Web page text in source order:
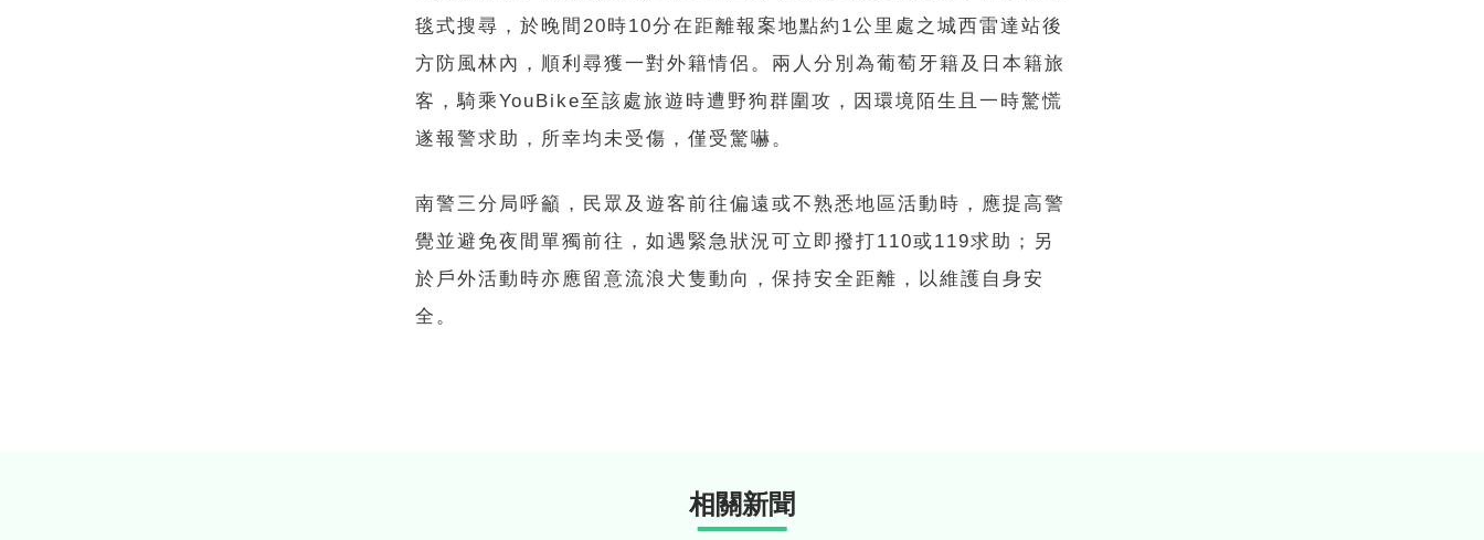
毯式搜尋，於晚間20時10分在距離報案地點約1公里處之城西雷達站後
方防風林內，順利尋獲一對外籍情侶。兩人分別為葡萄牙籍及日本籍旅
客，騎乘YouBike至該處旅遊時遭野狗群圍攻，因環境陌生且一時驚慌
遂報警求助，所幸均未受傷，僅受驚嚇。
南警三分局呼籲，民眾及遊客前往偏遠或不熟悉地區活動時，應提高警
覺並避免夜間單獨前往，如遇緊急狀況可立即撥打110或119求助；另
於戶外活動時亦應留意流浪犬隻動向，保持安全距離，以維護自身安
全。
相關新聞